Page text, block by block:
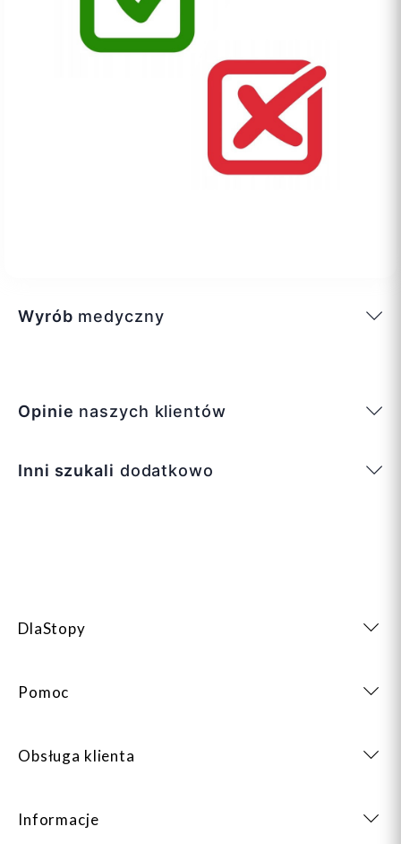
Wyrób medyczny
Opinie naszych klientów
Inni szukali dodatkowo
DlaStopy
Pomoc
Obsługa klienta
Informacje